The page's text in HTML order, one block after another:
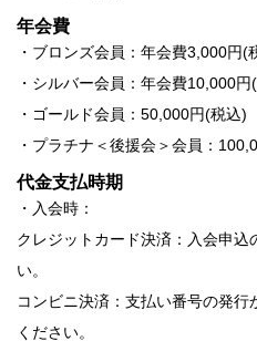
年会費
・ブロンズ会員：年会費3,000円(
・シルバー会員：年会費10,000円
・ゴールド会員：50,000円(税込)
・プラチナ＜後援会＞会員：
代金支払時期
・入会時：
クレジットカード決済：入会申込
い。
コンビニ決済：支払い番号の発
ください。